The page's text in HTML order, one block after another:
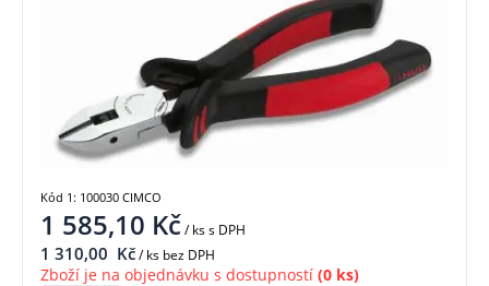
1 585,10 Kč/ kss DPH
1 310,00 Kč/ ks bez DPH
Zboží je na objednávku s dostupností (0 ks)
Kód 1: 100030 CIMCO